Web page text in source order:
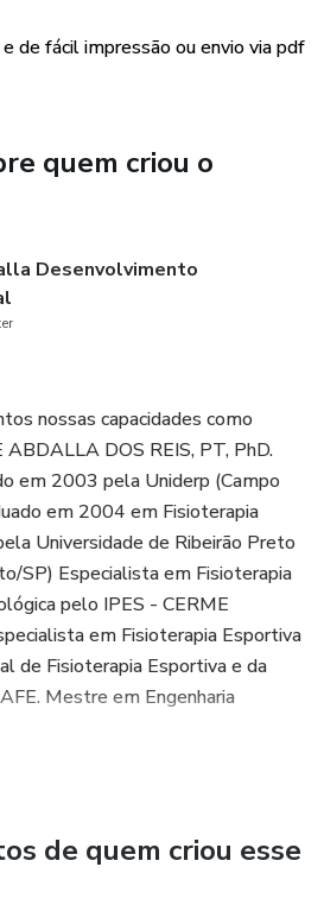
de fácil impressão ou envio via pdf
quem criou o
Desenvolvimento
nossas capacidades como
DOS REIS, PT, PhD.
em 2003 pela Uniderp (Campo
em 2004 em Fisioterapia
Universidade de Ribeirão Preto
SP) Especialista em Fisioterapia
pelo IPES - CERME
em Fisioterapia Esportiva
de Fisioterapia Esportiva e da
Mestre em Engenharia
de quem criou esse